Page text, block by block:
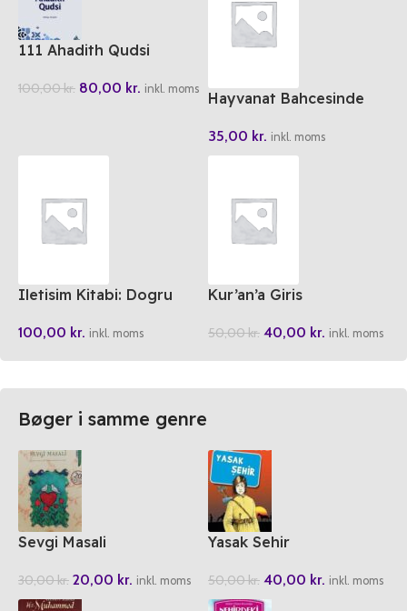
111 Ahadith Qudsi
100,00kr. 80,00 kr. inkl. moms
Hayvanat Bahcesinde
35,00 kr. inkl. moms
Iletisim Kitabi: Dogru
100,00 kr. inkl. moms
Kur’an’a Giris
50,00kr. 40,00 kr. inkl. moms
Bøger i samme genre
Sevgi Masali
30,00kr. 20,00 kr. inkl. moms
Yasak Sehir
50,00kr. 40,00 kr. inkl. moms